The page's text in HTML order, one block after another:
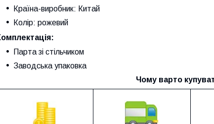
Країна-виробник: Китай
Колір: рожевий
Парта зі стільчиком
Заводська упаковка
Чому варто